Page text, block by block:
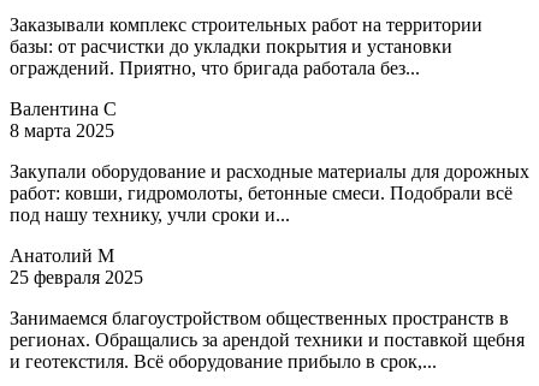
Заказывали комплекс строительных работ на территории
базы: от расчистки до укладки покрытия и установки
ограждений. Приятно, что бригада работала без...
Валентина С
8 марта 2025
Закупали оборудование и расходные материалы для дорожных
работ: ковши, гидромолоты, бетонные смеси. Подобрали всё
под нашу технику, учли сроки и...
Анатолий М
25 февраля 2025
Занимаемся благоустройством общественных пространств в
регионах. Обращались за арендой техники и поставкой щебня
и геотекстиля. Всё оборудование прибыло в срок,...